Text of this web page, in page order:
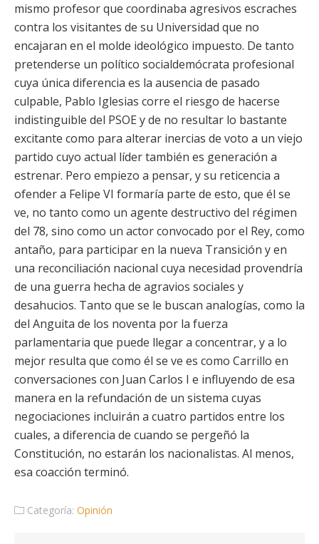
mismo profesor que coordinaba agresivos escraches
contra los visitantes de su Universidad que no
encajaran en el molde ideológico impuesto. De tanto
pretenderse un político socialdemócrata profesional
cuya única diferencia es la ausencia de pasado
culpable, Pablo Iglesias corre el riesgo de hacerse
indistinguible del PSOE y de no resultar lo bastante
excitante como para alterar inercias de voto a un viejo
partido cuyo actual líder también es generación a
estrenar. Pero empiezo a pensar, y su reticencia a
ofender a Felipe VI formaría parte de esto, que él se
ve, no tanto como un agente destructivo del régimen
del 78, sino como un actor convocado por el Rey, como
antaño, para participar en la nueva Transición y en
una reconciliación nacional cuya necesidad provendría
de una guerra hecha de agravios sociales y
desahucios. Tanto que se le buscan analogías, como la
del Anguita de los noventa por la fuerza
parlamentaria que puede llegar a concentrar, y a lo
mejor resulta que como él se ve es como Carrillo en
conversaciones con Juan Carlos I e influyendo de esa
manera en la refundación de un sistema cuyas
negociaciones incluirán a cuatro partidos entre los
cuales, a diferencia de cuando se pergeñó la
Constitución, no estarán los nacionalistas. Al menos,
esa coacción terminó.
Categoría: Opinión